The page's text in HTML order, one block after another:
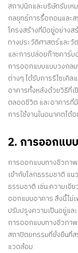
สถาปนิกและบริษัทรับเห
กลยุทธ์การรื้อถอนและ
โครงสร้างที่มีอยู่อย่าง
ทางประวัติศาสตร์และ
และการปล่อยก๊าซคาร์
การออกแบบแบบวงกล
ต่างๆ ได้รับการรีไซเคิล
อาคารทั้งหลังด้วยวิธีที่เ
ตลอดชีวิต และอาคารที่
การใช้งานในอนาคตได้
2. การออกแบ
การออกแบบทางชีวภา
เข้ากับโลกธรรมชาติ แ
ธรรมชาติ เช่น ความเขี
ออกแบบอาคาร สิ่งนี้ไม่
ปรับปรุงความเป็นอยู่แ
การออกแบบทางชีวภา
สถาปัตยกรรมที่ยั่งยืนที่
แวดล้อม